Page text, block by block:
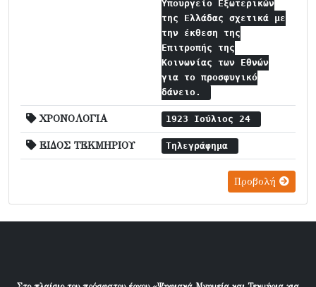
Υπουργείο Εξωτερικών
της Ελλάδας σχετικά με
την έκθεση της
Επιτροπής της
Κοινωνίας των Εθνών
για το προσφυγικό
δάνειο.
ΧΡΟΝΟΛΟΓΙΑ 1923 Ιούλιος 24
ΕΙΔΟΣ ΤΕΚΜΗΡΙΟΥ Τηλεγράφημα
Προβολή